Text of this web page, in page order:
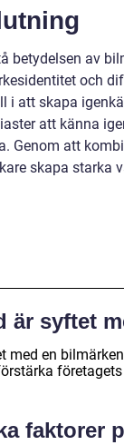
betydelsen av
och
i att skapa
att känna
Genom att
skapa starka
är syftet
med en
faktorer